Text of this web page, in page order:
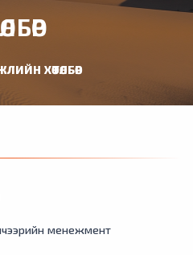
ХӨТӨЛБӨР
менежмент